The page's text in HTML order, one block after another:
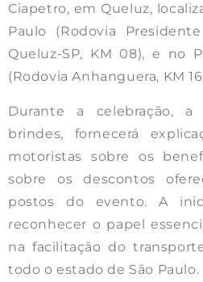
Ciapetro, em Queluz,
Paulo (Rodovia
Queluz-SP, KM 08), e no
(Rodovia Anhanguera, KM
Durante a celebração, a
brindes, fornecerá
motoristas sobre os
sobre os descontos
postos do evento. A
reconhecer o papel
na facilitação do
todo o estado de São Paulo.